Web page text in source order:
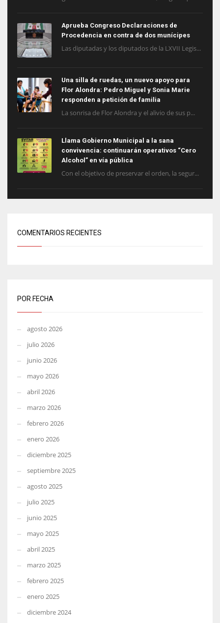
Aprueba Congreso Declaraciones de
Procedencia en contra de dos munícipes
Las diputadas y los diputados de la LXVII Legis...
Una silla de ruedas, un nuevo apoyo para
Flor Alondra: Pedro Miguel y Sonia Marie
responden a petición de familia
La sonrisa de Flor Alondra y el alivio de sus p...
Llama Gobierno Municipal a la sana
convivencia: continuarán operativos “Cero
Alcohol” en vía pública
Con el objetivo de preservar el orden, la segur...
COMENTARIOS RECIENTES
POR FECHA
agosto 2026
julio 2026
junio 2026
mayo 2026
abril 2026
marzo 2026
febrero 2026
enero 2026
diciembre 2025
septiembre 2025
agosto 2025
julio 2025
junio 2025
mayo 2025
abril 2025
marzo 2025
febrero 2025
enero 2025
diciembre 2024